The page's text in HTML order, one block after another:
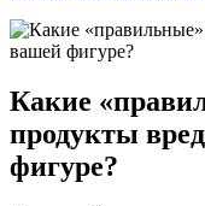
Какие
продукты
фигуре?